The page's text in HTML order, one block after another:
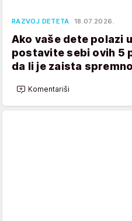
RAZVOJ DETETA 18.07.2026.
Ako vaše dete polazi
postavite sebi ovih 5
da li je zaista
Komentariši